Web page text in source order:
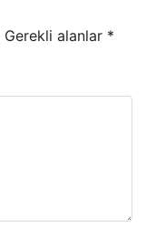
Gerekli alanlar *